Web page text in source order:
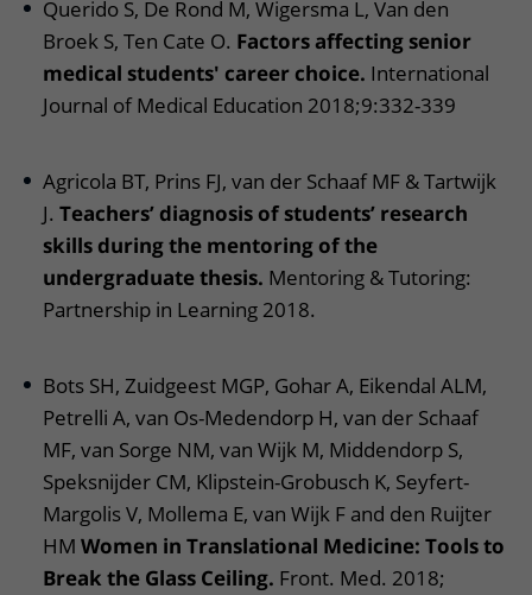
Querido S, De Rond M, Wigersma L, Van den
Broek S, Ten Cate O. Factors affecting senior
medical students' career choice. International
Journal of Medical Education 2018;9:332-339
Agricola BT, Prins FJ, van der Schaaf MF & Tartwijk
J. Teachers’ diagnosis of students’ research
skills during the mentoring of the
undergraduate thesis. Mentoring & Tutoring:
Partnership in Learning 2018.
Bots SH, Zuidgeest MGP, Gohar A, Eikendal ALM,
Petrelli A, van Os-Medendorp H, van der Schaaf
MF, van Sorge NM, van Wijk M, Middendorp S,
Speksnijder CM, Klipstein-Grobusch K, Seyfert-
Margolis V, Mollema E, van Wijk F and den Ruijter
HM Women in Translational Medicine: Tools to
Break the Glass Ceiling. Front. Med. 2018;